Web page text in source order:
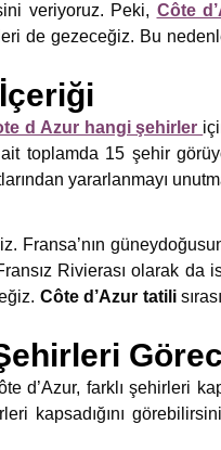
veriyoruz. Peki, Côte
de gezeceğiz. Bu
d Azur hangi şehirler
toplamda 15 şehir
yararlanmayı
Fransa’nın
Rivierası olarak da
Côte d’Azur tatili
d’Azur, farklı şehirleri
kapsadığını